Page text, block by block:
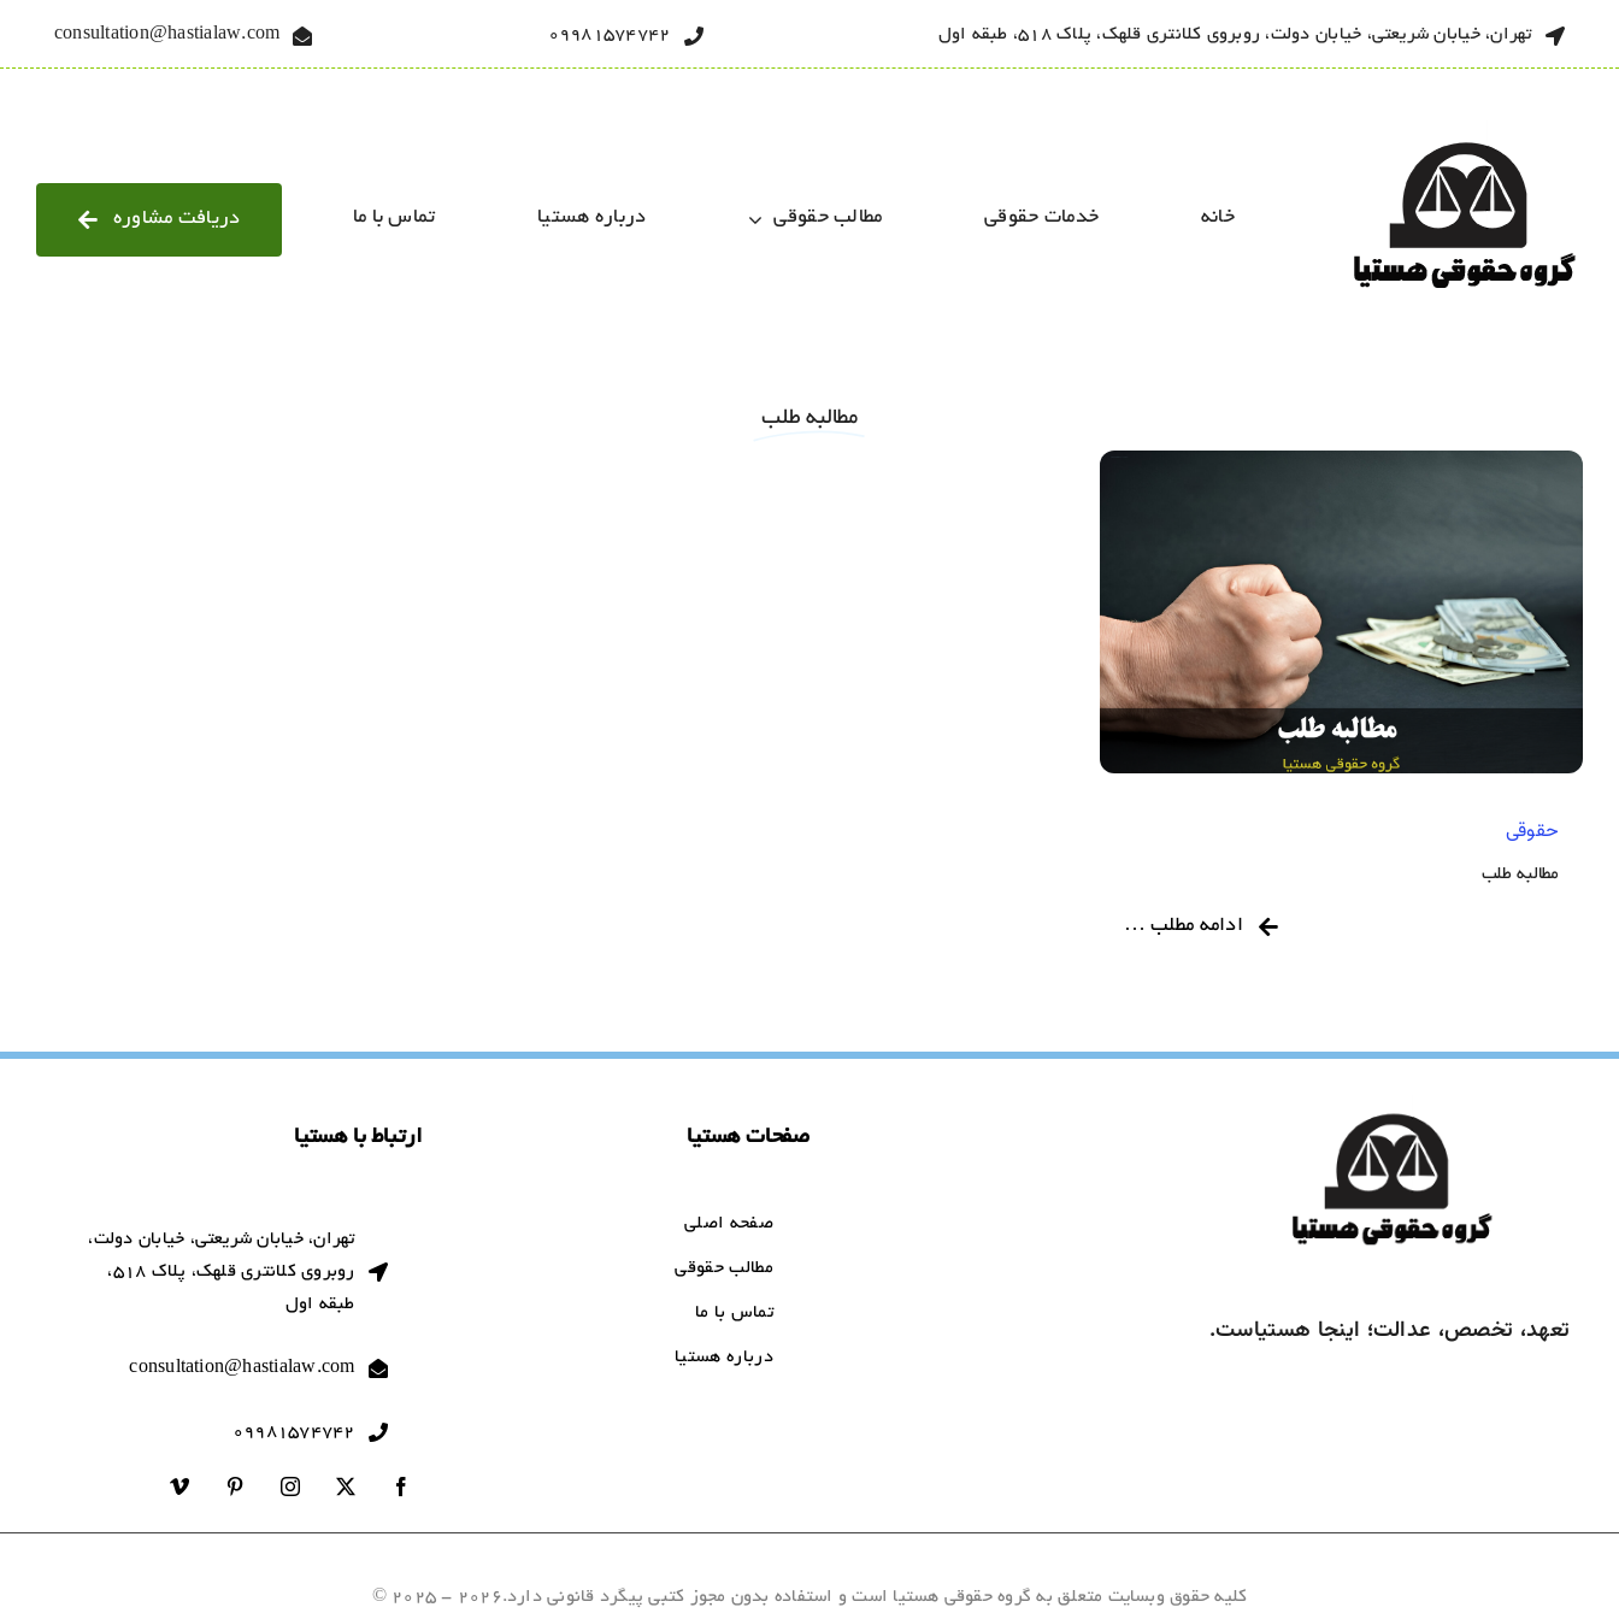
تهران، خیابان شریعتی، خیابان دولت، روبروی کلانتری قلهک، پلاک 518، طبقه اول 09981574742
consultation@hastialaw.com
خانه خدمات حقوقی مطالب حقوقی درباره هستیا تماس با ما دریافت مشاوره
مطالبه طلب
حقوقی
مطالبه طلب
ادامه مطلب …
تعهد، تخصص، عدالت؛ اینجا هستیاست.
صفحات هستیا
صفحه اصلی
مطالب حقوقی
تماس با ما
درباره هستیا
ارتباط با هستیا
تهران، خیابان شریعتی، خیابان دولت،
روبروی کلانتری قلهک، پلاک 518،
طبقه اول
consultation@hastialaw.com
09981574742
کلیه حقوق وبسایت متعلق به گروه حقوقی هستیا است و استفاده بدون مجوز کتبی پیگرد قانونی دارد.2026 - 2025 ©